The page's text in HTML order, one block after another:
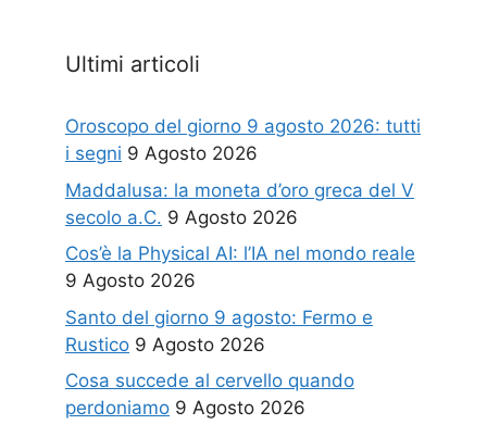
Ultimi articoli
Oroscopo del giorno 9 agosto 2026: tutti
i segni 9 Agosto 2026
Maddalusa: la moneta d’oro greca del V
secolo a.C. 9 Agosto 2026
Cos’è la Physical AI: l’IA nel mondo reale
9 Agosto 2026
Santo del giorno 9 agosto: Fermo e
Rustico 9 Agosto 2026
Cosa succede al cervello quando
perdoniamo 9 Agosto 2026